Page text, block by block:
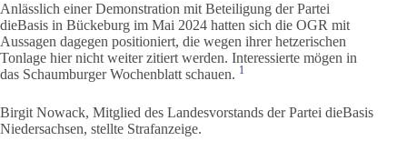
Anlässlich einer Demonstration mit Beteiligung der Partei
dieBasis in Bückeburg im Mai 2024 hatten sich die OGR mit
Aussagen dagegen positioniert, die wegen ihrer hetzerischen
Tonlage hier nicht weiter zitiert werden. Interessierte mögen in
das Schaumburger Wochenblatt schauen. 1
Birgit Nowack, Mitglied des Landesvorstands der Partei dieBasis
Niedersachsen, stellte Strafanzeige.